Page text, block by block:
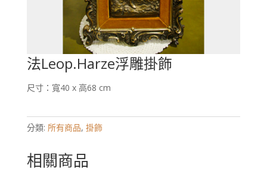
法Leop.Harze浮雕掛飾
尺寸：寬40 x 高68 cm
分類: 所有商品, 掛飾
相關商品